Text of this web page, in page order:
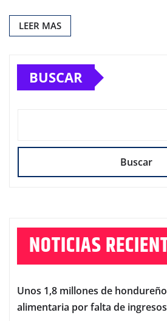
LEER MAS
BUSCAR
Buscar
NOTICIAS
Unos 1,8 millones de
alimentaria por falta de